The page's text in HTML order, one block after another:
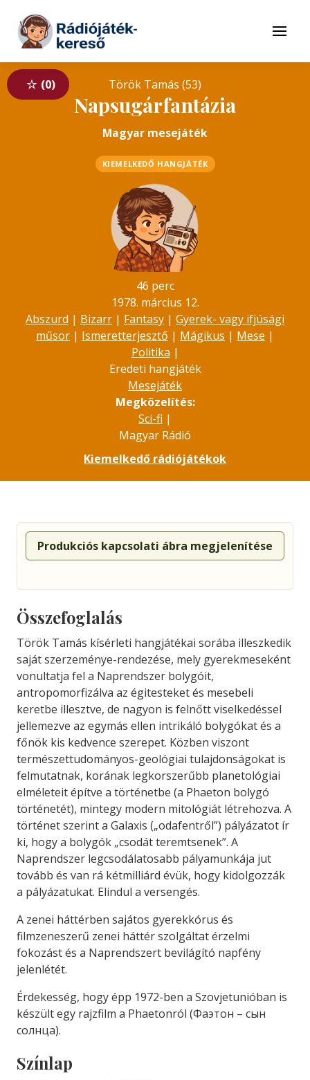
Tovább a tartalomhoz
Menü
0 Török Tamás (53)
Napsugárfantázia
Magyar mesejáték
KIEMELKEDŐ HANGJÁTÉK
46 perc
1978. március 12.
Abszurd | Bizarr | Fantasy | Gyerek- vagy ifjúsági
műsor | Ismeretterjesztő | Mágikus | Mese |
Politika |
Eredeti hangjáték
Mesejáték
Megközelítés:
Sci-fi |
Magyar Rádió
Kiemelkedő rádiójátékok
Produkciós kapcsolati ábra megjelenítése
Összefoglalás
Török Tamás kísérleti hangjátékai sorába illeszkedik
saját szerzeménye-rendezése, mely gyerekmeseként
vonultatja fel a Naprendszer bolygóit,
antropomorfizálva az égitesteket és mesebeli
keretbe illesztve, de nagyon is felnőtt viselkedéssel
jellemezve az egymás ellen intrikáló bolygókat és a
főnök kis kedvence szerepet. Közben viszont
természettudományos-geológiai tulajdonságokat is
felmutatnak, korának legkorszerűbb planetológiai
elméleteit építve a történetbe (a Phaeton bolygó
történetét), mintegy modern mitológiát létrehozva. A
történet szerint a Galaxis („odafentről”) pályázatot ír
ki, hogy a bolygók „csodát teremtsenek”. A
Naprendszer legcsodálatosabb pályamunkája jut
tovább és van rá kétmilliárd évük, hogy kidolgozzák
a pályázatukat. Elindul a versengés.
A zenei háttérben sajátos gyerekkórus és
filmzeneszerű zenei háttér szolgáltat érzelmi
fokozást és a Naprendszert bevilágító napfény
jelenlétét.
Érdekesség, hogy épp 1972-ben a Szovjetunióban is
készült egy rajzfilm a Phaetonról (Фаэтон – сын
солнца).
Színlap